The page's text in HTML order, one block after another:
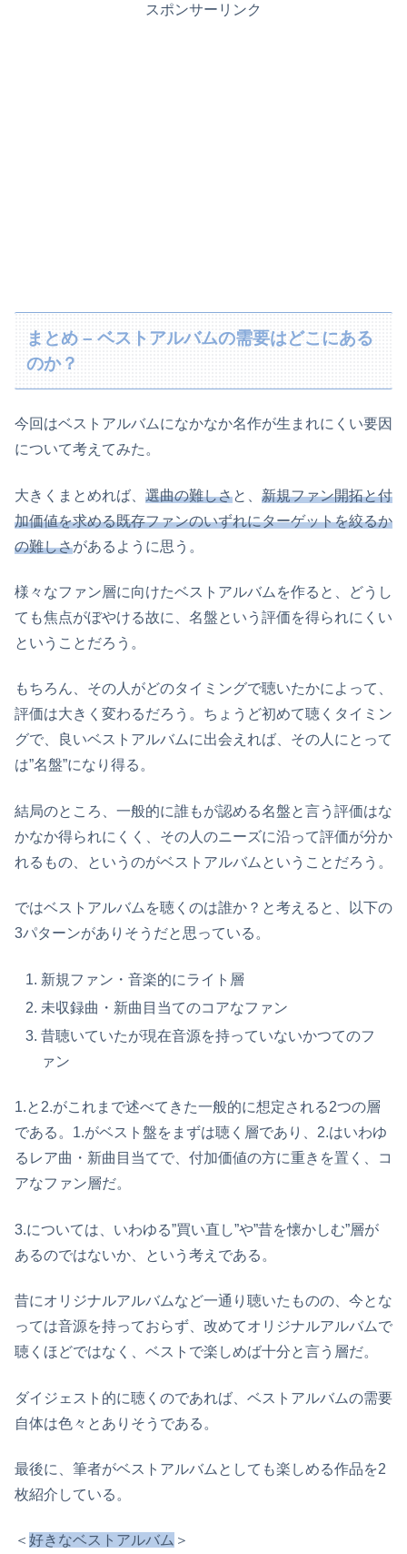
スポンサーリンク
まとめ – ベストアルバムの需要はどこにある
のか？
今回はベストアルバムになかなか名作が生まれにくい要因
について考えてみた。
大きくまとめれば、 選曲の難しさと、 新規ファン開拓と付
加価値を求める既存ファンのいずれにターゲットを絞るか
の難しさがあるように思う。
様々なファン層に向けたベストアルバムを作ると、どうし
ても焦点がぼやける故に、名盤という評価を得られにくい
ということだろう。
もちろん、その人がどのタイミングで聴いたかによって、
評価は大きく変わるだろう。ちょうど初めて聴くタイミン
グで、良いベストアルバムに出会えれば、その人にとって
は”名盤”になり得る。
結局のところ、一般的に誰もが認める名盤と言う評価はな
かなか得られにくく、その人のニーズに沿って評価が分か
れるもの、というのがベストアルバムということだろう。
ではベストアルバムを聴くのは誰か？と考えると、以下の
3パターンがありそうだと思っている。
新規ファン・音楽的にライト層
未収録曲・新曲目当てのコアなファン
昔聴いていたが現在音源を持っていないかつてのフ
ァン
1.と2.がこれまで述べてきた一般的に想定される2つの層
である。1.がベスト盤をまずは聴く層であり、2.はいわゆ
るレア曲・新曲目当てで、付加価値の方に重きを置く、コ
アなファン層だ。
3.については、いわゆる”買い直し”や”昔を懐かしむ”層が
あるのではないか、という考えである。
昔にオリジナルアルバムなど一通り聴いたものの、今とな
っては音源を持っておらず、改めてオリジナルアルバムで
聴くほどではなく、ベストで楽しめば十分と言う層だ。
ダイジェスト的に聴くのであれば、ベストアルバムの需要
自体は色々とありそうである。
最後に、筆者がベストアルバムとしても楽しめる作品を2
枚紹介している。
＜ 好きなベストアルバム ＞